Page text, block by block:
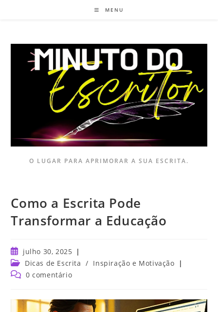
MENU
O LUGAR PARA APRIMORAR A SUA ESCRITA.
Como a Escrita Pode
Transformar a Educação
julho 30, 2025
Dicas de Escrita / Inspiração e Motivação
0 comentário